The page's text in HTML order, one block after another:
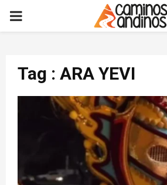
PRIMARY
Tag : ARA YEVI